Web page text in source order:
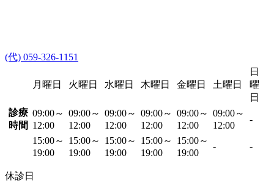
(代) 059-326-1151
月曜日 火曜日 水曜日 木曜日 金曜日 土曜日
日
曜
日
診療
時間
09:00～
12:00
09:00～
12:00
09:00～
12:00
09:00～
12:00
09:00～
12:00
09:00～
12:00
-
15:00～
19:00
15:00～
19:00
15:00～
19:00
15:00～
19:00
15:00～
19:00
- -
休診日